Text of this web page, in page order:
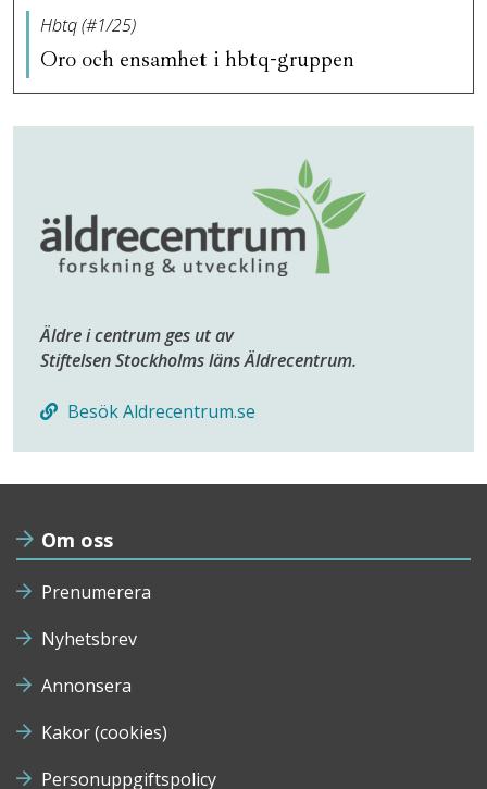
Hbtq (#1/25)
Oro och ensamhet i hbtq-gruppen
Äldre i centrum ges ut av
Stiftelsen Stockholms läns Äldrecentrum.
Besök Aldrecentrum.se
Om oss
Prenumerera
Nyhetsbrev
Annonsera
Kakor (cookies)
Personuppgiftspolicy